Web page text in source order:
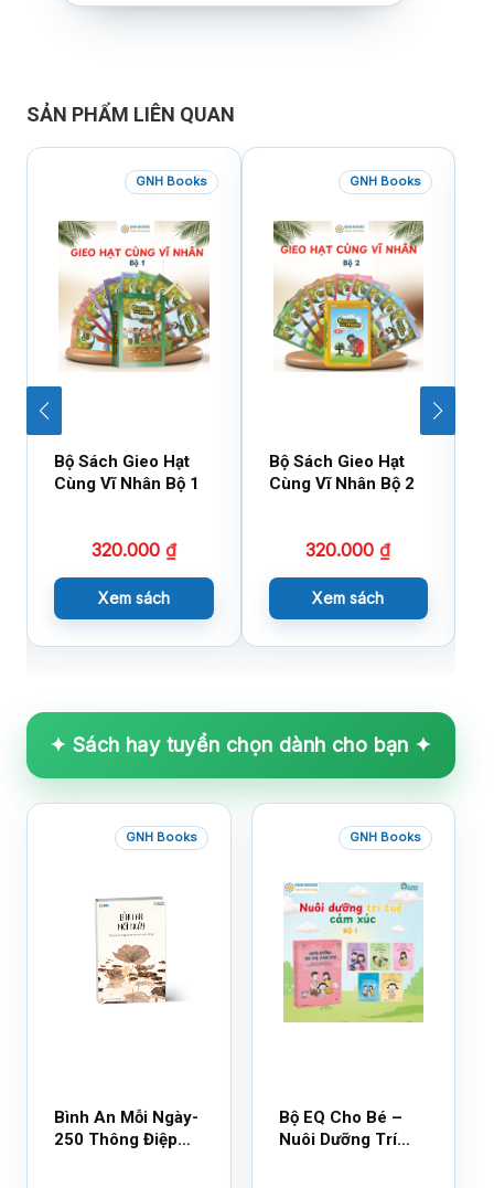
SẢN PHẨM LIÊN QUAN
GNH Books
Bộ Sách Gieo Hạt
Cùng Vĩ Nhân Bộ 1
320.000 ₫
Xem sách
GNH Books
Bộ Sách Gieo Hạt
Cùng Vĩ Nhân Bộ 2
320.000₫
Xem sách
✦ Sách hay tuyển chọn dành cho bạn ✦
GNH Books
Bình An Mỗi Ngày-
250 Thông Điệp
GNH Books
Bộ EQ Cho Bé –
Nuôi Dưỡng Trí